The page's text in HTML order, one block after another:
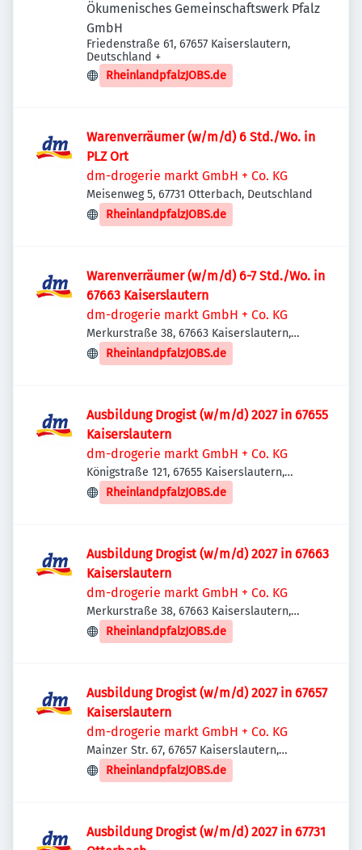
Ökumenisches Gemeinschaftswerk Pfalz
GmbH
Friedenstraße 61, 67657 Kaiserslautern,
Deutschland +
RheinlandpfalzJOBS.de
Warenverräumer (w/m/d) 6 Std./Wo. in
PLZ Ort
dm-drogerie markt GmbH + Co. KG
Meisenweg 5, 67731 Otterbach, Deutschland
RheinlandpfalzJOBS.de
Warenverräumer (w/m/d) 6-7 Std./Wo. in
67663 Kaiserslautern
dm-drogerie markt GmbH + Co. KG
Merkurstraße 38, 67663 Kaiserslautern,
Deutschland
RheinlandpfalzJOBS.de
Ausbildung Drogist (w/m/d) 2027 in 67655
Kaiserslautern
dm-drogerie markt GmbH + Co. KG
Königstraße 121, 67655 Kaiserslautern,
Deutschland
RheinlandpfalzJOBS.de
Ausbildung Drogist (w/m/d) 2027 in 67663
Kaiserslautern
dm-drogerie markt GmbH + Co. KG
Merkurstraße 38, 67663 Kaiserslautern,
Deutschland
RheinlandpfalzJOBS.de
Ausbildung Drogist (w/m/d) 2027 in 67657
Kaiserslautern
dm-drogerie markt GmbH + Co. KG
Mainzer Str. 67, 67657 Kaiserslautern,
Deutschland
RheinlandpfalzJOBS.de
Ausbildung Drogist (w/m/d) 2027 in 67731